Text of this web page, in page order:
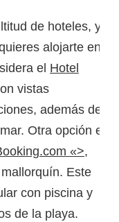
de hoteles, y
alojarte en
el Hotel
vistas
además de
Otra opción es
«>,
Este
con piscina y
de la playa.